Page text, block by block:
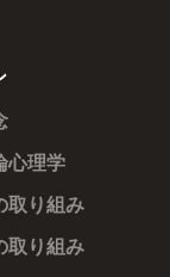
心理学
取り組み
取り組み